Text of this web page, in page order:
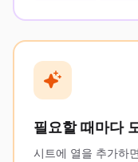
필요할 때마다
시트에 열을 추가하